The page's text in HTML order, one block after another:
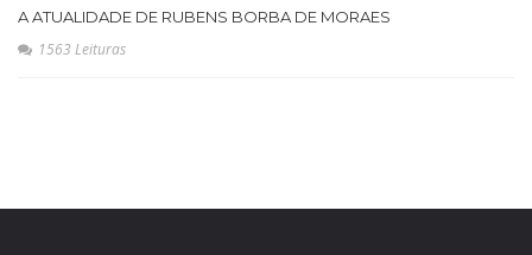
A ATUALIDADE DE RUBENS BORBA DE MORAES
1563 Leituras